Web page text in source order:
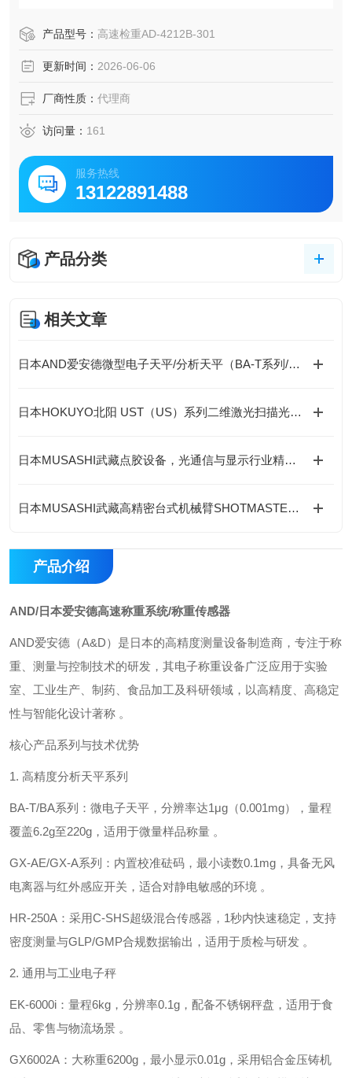
高稳定性与智能化设计著称 。
产品型号： 高速检重AD-4212B-301
更新时间： 2026-06-06
厂商性质： 代理商
访问量： 161
服务热线
13122891488
产品分类
相关文章
日本AND爱安德微型电子天平/分析天平（BA-T系列/BA系列（A&D Borealis）
日本HOKUYO北阳 UST（US）系列二维激光扫描光电传感器
日本MUSASHI武藏点胶设备，光通信与显示行业精准控制胶层厚薄均匀度
日本MUSASHI武藏高精密台式机械臂SHOTMASTER SX在哪些行业有应用？
产品介绍
AND/日本爱安德高速称重系统/称重传感器
AND爱安德‌（A&D）是日本的高精度测量设备制造商，专注于称
重、测量与控制技术的研发，其电子称重设备广泛应用于‌实验
室、工业生产、制药、食品加工及科研领域‌，以高精度、高稳定
性与智能化设计著称 。
核心产品系列与技术优势
1. ‌高精度分析天平系列‌
‌BA-T/BA系列‌：微电子天平，分辨率达‌1μg（0.001mg）‌，量程
覆盖6.2g至220g，适用于微量样品称量 。
‌GX-AE/GX-A系列‌：内置校准砝码，最小读数‌0.1mg‌，具备无风
电离器与红外感应开关，适合对静电敏感的环境 。
‌HR-250A‌：采用‌C-SHS超级混合传感器‌，1秒内快速稳定，支持
密度测量与GLP/GMP合规数据输出，适用于质检与研发 。
2. ‌通用与工业电子秤‌
‌EK-6000i‌：量程‌6kg‌，分辨率‌0.1g‌，配备不锈钢秤盘，适用于食
品、零售与物流场景 。
‌GX6002A‌：大称重‌6200g‌，最小显示‌0.01g‌，采用铝合金压铸机